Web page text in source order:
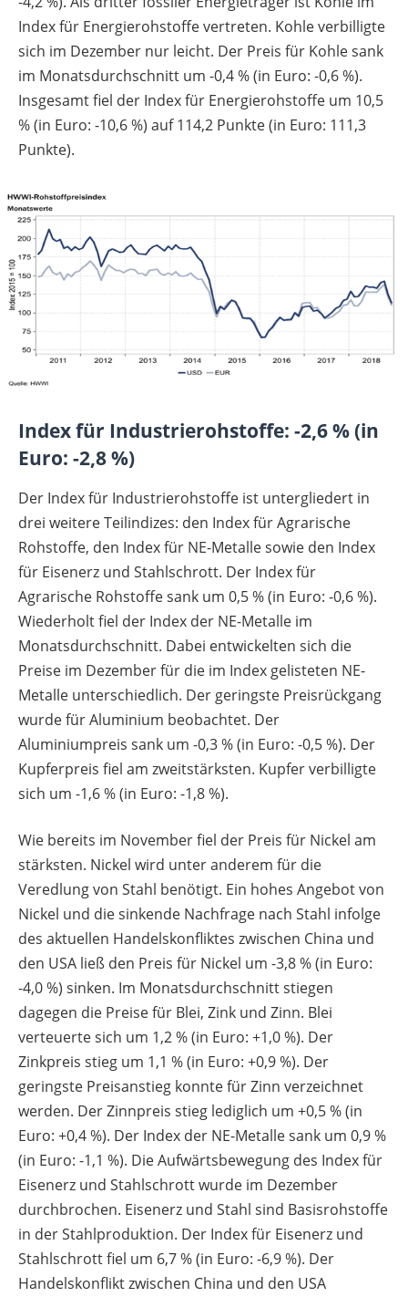
Index für Energierohstoffe vertreten. Kohle verbilligte
sich im Dezember nur leicht. Der Preis für Kohle sank
im Monatsdurchschnitt um -0,4 % (in Euro: -0,6 %).
Insgesamt fiel der Index für Energierohstoffe um 10,5
% (in Euro: -10,6 %) auf 114,2 Punkte (in Euro: 111,3
Punkte).
Index für Industrierohstoffe: -2,6 % (in
Euro: -2,8 %)
Der Index für Industrierohstoffe ist untergliedert in
drei weitere Teilindizes: den Index für Agrarische
Rohstoffe, den Index für NE-Metalle sowie den Index
für Eisenerz und Stahlschrott. Der Index für
Agrarische Rohstoffe sank um 0,5 % (in Euro: -0,6 %).
Wiederholt fiel der Index der NE-Metalle im
Monatsdurchschnitt. Dabei entwickelten sich die
Preise im Dezember für die im Index gelisteten NE-
Metalle unterschiedlich. Der geringste Preisrückgang
wurde für Aluminium beobachtet. Der
Aluminiumpreis sank um -0,3 % (in Euro: -0,5 %). Der
Kupferpreis fiel am zweitstärksten. Kupfer verbilligte
sich um -1,6 % (in Euro: -1,8 %).
Wie bereits im November fiel der Preis für Nickel am
stärksten. Nickel wird unter anderem für die
Veredlung von Stahl benötigt. Ein hohes Angebot von
Nickel und die sinkende Nachfrage nach Stahl infolge
des aktuellen Handelskonfliktes zwischen China und
den USA ließ den Preis für Nickel um -3,8 % (in Euro:
-4,0 %) sinken. Im Monatsdurchschnitt stiegen
dagegen die Preise für Blei, Zink und Zinn. Blei
verteuerte sich um 1,2 % (in Euro: +1,0 %). Der
Zinkpreis stieg um 1,1 % (in Euro: +0,9 %). Der
geringste Preisanstieg konnte für Zinn verzeichnet
werden. Der Zinnpreis stieg lediglich um +0,5 % (in
Euro: +0,4 %). Der Index der NE-Metalle sank um 0,9 %
(in Euro: -1,1 %). Die Aufwärtsbewegung des Index für
Eisenerz und Stahlschrott wurde im Dezember
durchbrochen. Eisenerz und Stahl sind Basisrohstoffe
in der Stahlproduktion. Der Index für Eisenerz und
Stahlschrott fiel um 6,7 % (in Euro: -6,9 %). Der
Handelskonflikt zwischen China und den USA